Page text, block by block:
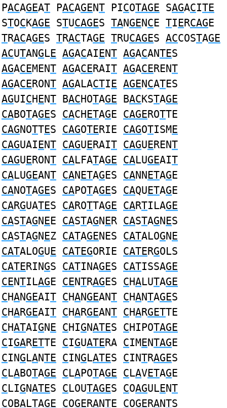
PACAGEAT PACAGENT PICOTAGE SAGACITE
STOCKAGE STUCAGES TANGENCE TIERCAGE
TRACAGES TRACTAGE TRUCAGES ACCOSTAGE
ACUTANGLE AGACAIENT AGACANTES
AGACEMENT AGACERAIT AGACERENT
AGACERONT AGALACTIE AGENCATES
AGUICHENT BACHOTAGE BACKSTAGE
CABOTAGES CACHETAGE CAGEROTTE
CAGNOTTES CAGOTERIE CAGOTISME
CAGUAIENT CAGUERAIT CAGUERENT
CAGUERONT CALFATAGE CALUGEAIT
CALUGEANT CANETAGES CANNETAGE
CANOTAGES CAPOTAGES CAQUETAGE
CARGUATES CAROTTAGE CARTILAGE
CASTAGNEE CASTAGNER CASTAGNES
CASTAGNEZ CATAGENES CATALOGNE
CATALOGUE CATEGORIE CATERGOLS
CATERINGS CATINAGES CATISSAGE
CENTILAGE CENTRAGES CHALUTAGE
CHANGEAIT CHANGEANT CHANTAGES
CHARGEAIT CHARGEANT CHARGETTE
CHATAIGNE CHIGNATES CHIPOTAGE
CIGARETTE CIGUATERA CIMENTAGE
CINGLANTE CINGLATES CINTRAGES
CLABOTAGE CLAPOTAGE CLAVETAGE
CLIGNATES CLOUTAGES COAGULENT
COBALTAGE COGERANTE COGERANTS